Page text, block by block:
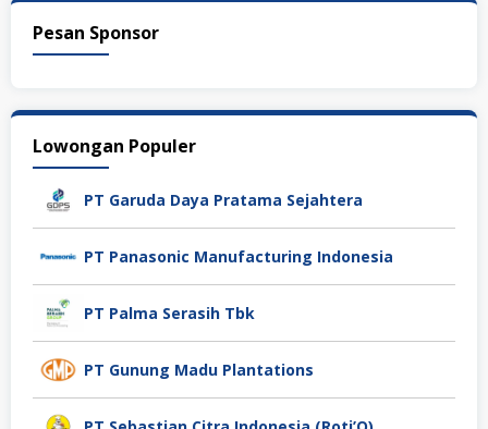
Pesan Sponsor
Lowongan Populer
PT Garuda Daya Pratama Sejahtera
PT Panasonic Manufacturing Indonesia
PT Palma Serasih Tbk
PT Gunung Madu Plantations